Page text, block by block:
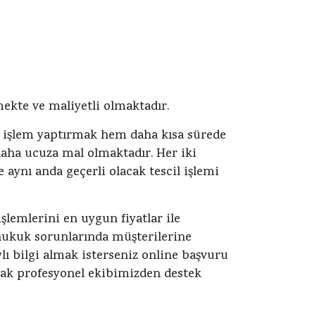
ve maliyetli olmaktadır.
yaptırmak hem daha kısa sürede
ucuza mal olmaktadır. Her iki
anda geçerli olacak tescil işlemi
en uygun fiyatlar ile
sorunlarında müşterilerine
bilgi almak isterseniz online başvuru
profesyonel ekibimizden destek